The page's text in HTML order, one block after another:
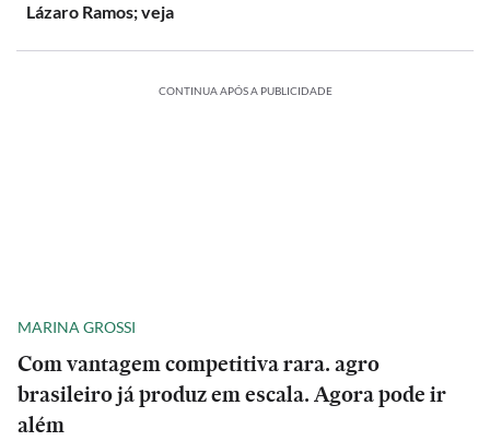
Lázaro Ramos; veja
CONTINUA APÓS A PUBLICIDADE
MARINA GROSSI
Com vantagem competitiva rara. agro
brasileiro já produz em escala. Agora pode ir
além